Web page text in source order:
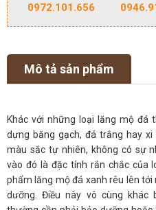
0972.101.656
Mô tả sản phẩm
Khác với những loại lăng mộ đá
dựng băng gạch, đá trắng hay
màu sắc tự nhiên, không có sự
vào đó là đặc tính rắn chắc của
phẩm lăng mộ đá xanh rêu lên
dưỡng. Điều này vô cùng khác